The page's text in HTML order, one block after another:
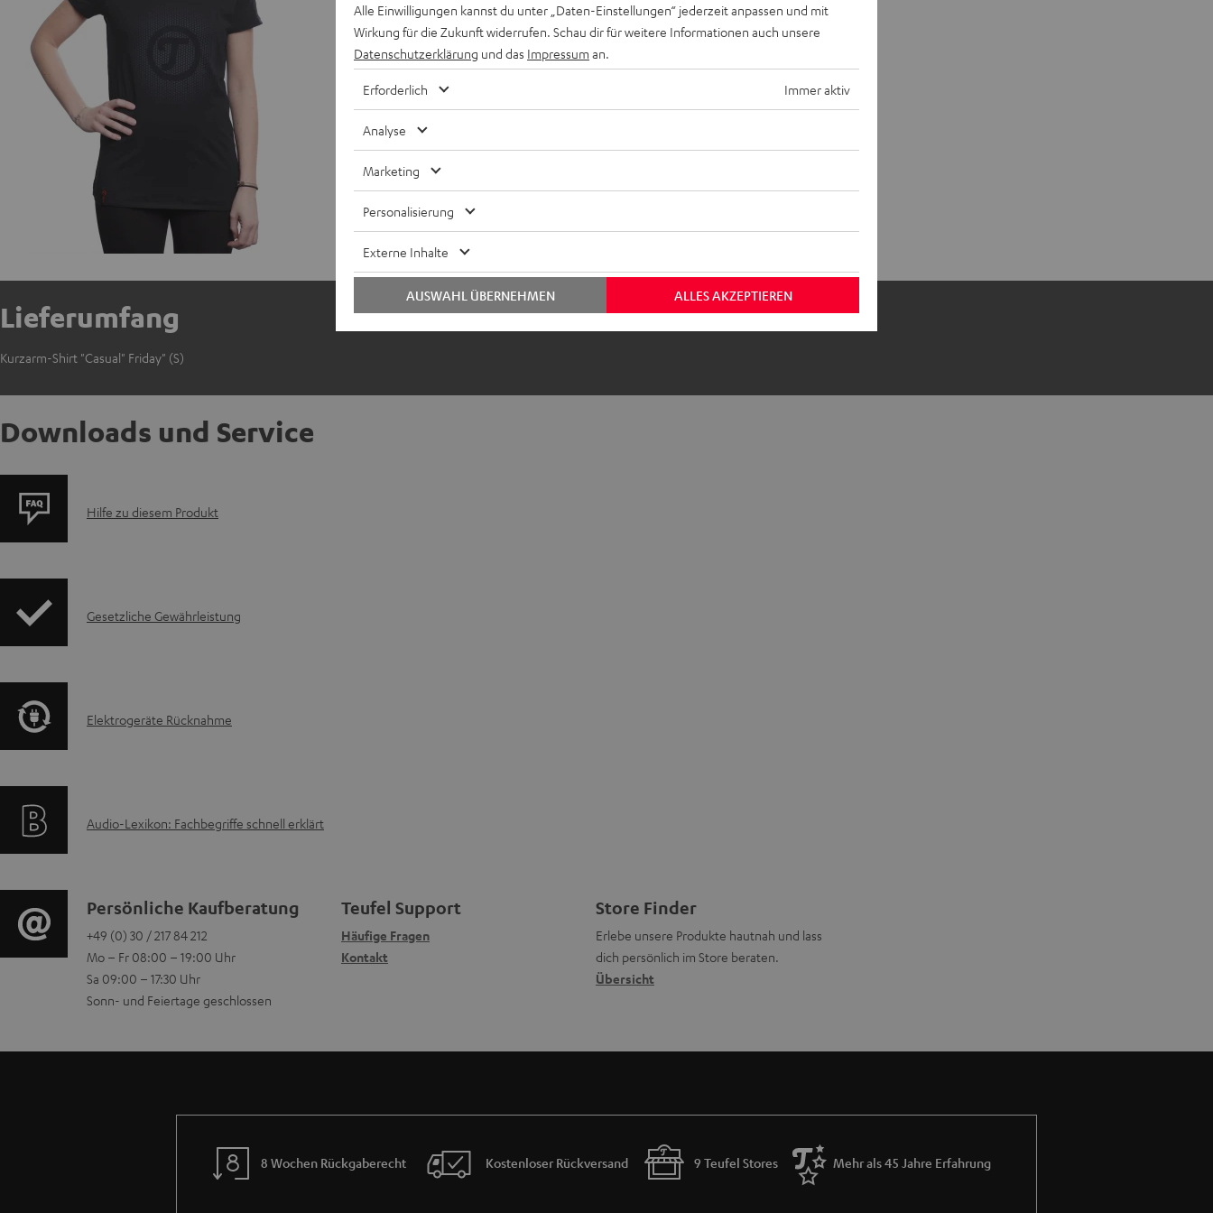
Lieferumfang
Kurzarm-Shirt "Casual" Friday" (S)
Downloads und Service
P
d
t
Hilfe zu diesem Produkt
I
o
a
i
o
n
n
Gesetzliche Gewährleistung
E
k
r
o
g
e
r
Elektrogeräte Rücknahme
A
d
i
o
-
L
Audio-Lexikon: Fachbegriffe schnell erklärt
K
o
n
a
Persönliche Kaufberatung
+49 (0) 30 / 217 84 212
Mo – Fr 08:00 – 19:00 Uhr
Sa 09:00 – 17:30 Uhr
Sonn- und Feiertage geschlossen
Teufel Support
Häufige Fragen
Kontakt
Store Finder
Erlebe unsere Produkte hautnah und lass
dich persönlich im Store beraten.
Übersicht
8 Wochen Rückgaberecht Kostenloser Rückversand 9 Teufel Stores Mehr als 45 Jahre Erfahrung
Alle Einwilligungen kannst du unter „Daten-Einstellungen“ jederzeit anpassen und mit
Wirkung für die Zukunft widerrufen. Schau dir für weitere Informationen auch unsere
Datenschutzerklärung und das Impressum an.
Erforderlich Immer aktiv
Analyse
Marketing
Personalisierung
Externe Inhalte
ALLES AKZEPTIEREN
AUSWAHL ÜBERNEHMEN